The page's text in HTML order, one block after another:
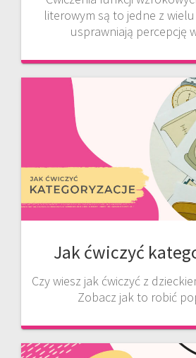
literowym są to jedne z
usprawniają percepcję
Jak ćwiczyć
Czy wiesz jak ćwiczyć z
Zobacz jak to robić